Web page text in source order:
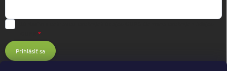
Prihlásiť sa